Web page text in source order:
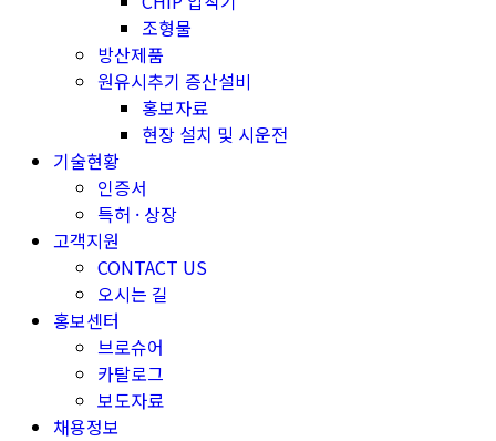
조형물
방산제품
원유시추기 증산설비
홍보자료
현장 설치 및 시운전
기술현황
인증서
특허 · 상장
고객지원
CONTACT US
오시는 길
홍보센터
브로슈어
카탈로그
보도자료
채용정보